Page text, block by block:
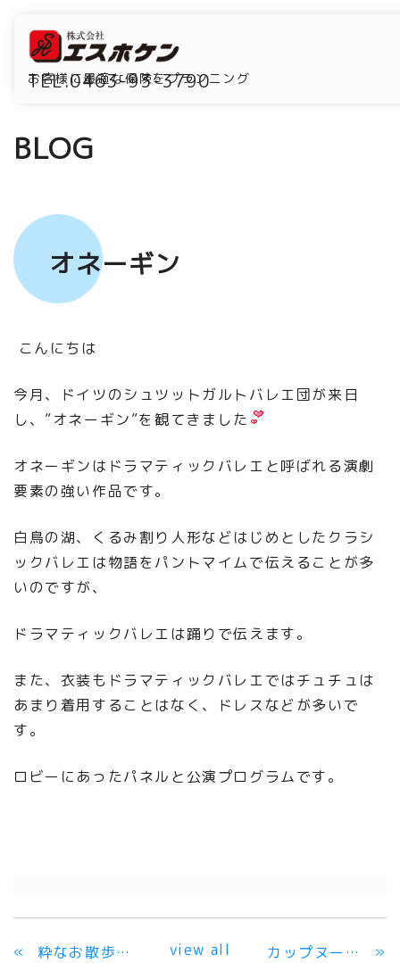
お客様に最適な保険をプランニング
TEL.0463-93-3790
BLOG
オネーギン
こんにちは
今月、ドイツのシュツットガルトバレエ団が来日
し、”オネーギン”を観てきました
オネーギンはドラマティックバレエと呼ばれる演劇
要素の強い作品です。
白鳥の湖、くるみ割り人形などはじめとしたクラシ
ックバレエは物語をパントマイムで伝えることが多
いのですが、
ドラマティックバレエは踊りで伝えます。
また、衣装もドラマティックバレエではチュチュは
あまり着用することはなく、ドレスなどが多いで
す。
ロビーにあったパネルと公演プログラムです。
« 粋なお散歩・・・ view all カップヌードル »